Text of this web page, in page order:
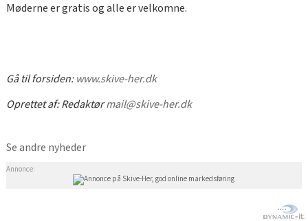
Møderne er gratis og alle er velkomne.
Gå til forsiden:www.skive-her.dk
Oprettet af:Redaktørmail@skive-her.dk
Se andre nyheder
Annonce: